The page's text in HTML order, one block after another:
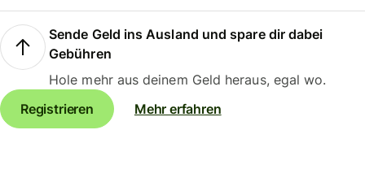
Sende Geld ins Ausland und spare dir dabei
Gebühren
Hole mehr aus deinem Geld heraus, egal wo.
Registrieren
Mehr erfahren